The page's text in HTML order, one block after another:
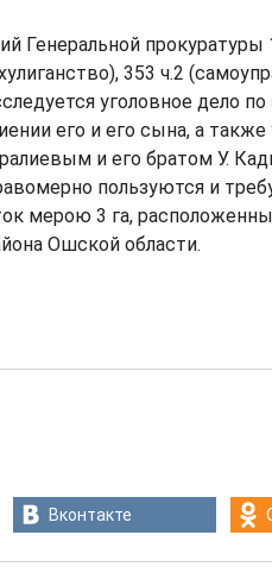
Генеральной прокуратуры
353 ч.2
уголовное дело
его и его сына, а также
и его братом У.
пользуются и
мерою 3 га,
Ошской области.
Вконтакте